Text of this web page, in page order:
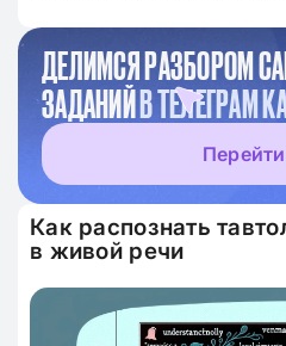
ДЕЛИМСЯ РАЗБОРОМ
ЗАДАНИЙВ ТЕЛЕГРАМ
Как распознать
в живой речи